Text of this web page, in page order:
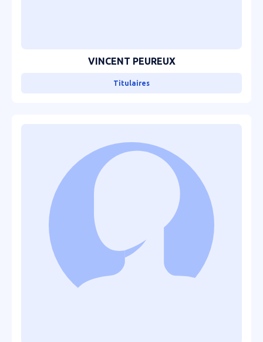
VINCENT PEUREUX
Titulaires